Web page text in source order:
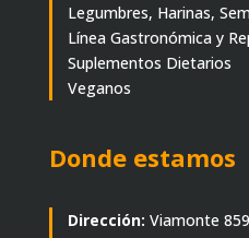
Legumbres, Harinas,
Línea Gastronómica y
Suplementos Dietarios
Veganos
Donde estamos
Dirección: Viamonte